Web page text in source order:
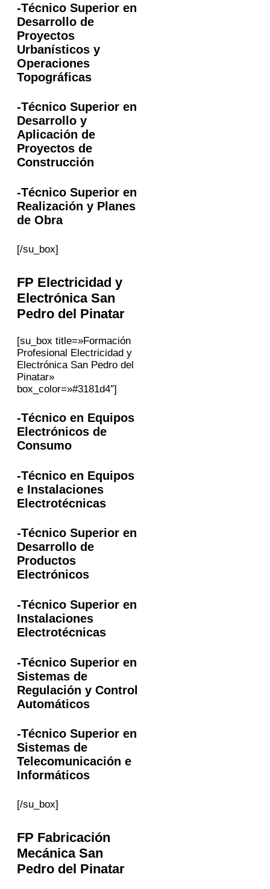
-Técnico Superior en
Desarrollo de
Proyectos
Urbanísticos y
Operaciones
Topográficas
-Técnico Superior en
Desarrollo y
Aplicación de
Proyectos de
Construcción
-Técnico Superior en
Realización y Planes
de Obra
[/su_box]
FP Electricidad y
Electrónica San
Pedro del Pinatar
[su_box title=»Formación
Profesional Electricidad y
Electrónica San Pedro del
Pinatar»
box_color=»#3181d4″]
-Técnico en Equipos
Electrónicos de
Consumo
-Técnico en Equipos
e Instalaciones
Electrotécnicas
-Técnico Superior en
Desarrollo de
Productos
Electrónicos
-Técnico Superior en
Instalaciones
Electrotécnicas
-Técnico Superior en
Sistemas de
Regulación y Control
Automáticos
-Técnico Superior en
Sistemas de
Telecomunicación e
Informáticos
[/su_box]
FP Fabricación
Mecánica San
Pedro del Pinatar